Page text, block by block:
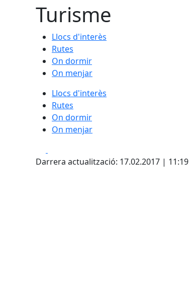
Turisme
Llocs d'interès
Rutes
On dormir
On menjar
Llocs d'interès
Rutes
On dormir
On menjar
Darrera actualització: 17.02.2017 | 11:19